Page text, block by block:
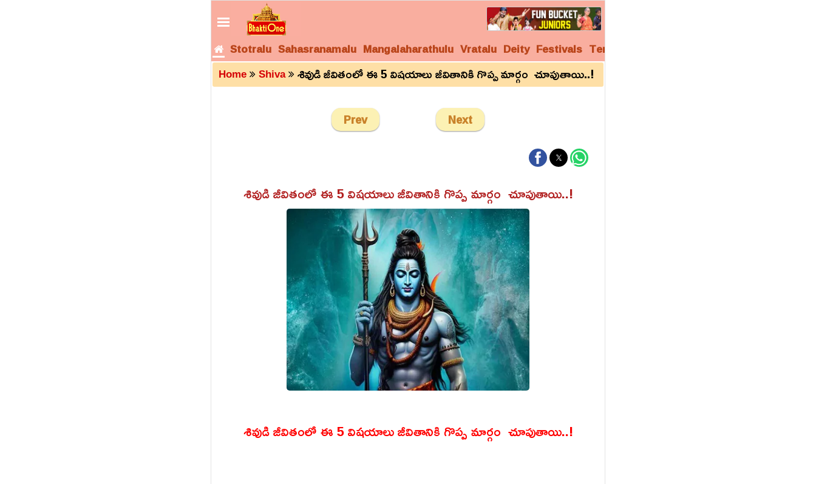
Stotralu Sahasranamalu Mangalaharathulu Vratalu Deity Festivals Temples
Home Shiva శివుడి జీవితంలో ఈ 5 విషయాలు జీవితానికి గొప్ప మార్గం చూపుతాయి..!
Prev Next
శివుడి జీవితంలో ఈ 5 విషయాలు జీవితానికి గొప్ప మార్గం చూపుతాయి..!
శివుడి జీవితంలో ఈ 5 విషయాలు జీవితానికి గొప్ప మార్గం చూపుతాయి..!